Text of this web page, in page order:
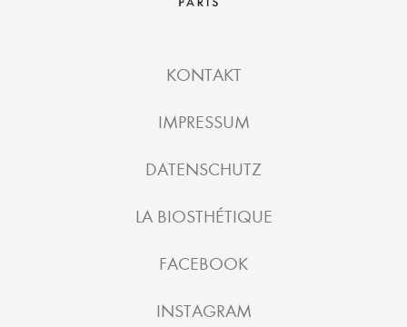
KONTAKT
IMPRESSUM
DATENSCHUTZ
LA BIOSTHÉTIQUE
FACEBOOK
INSTAGRAM